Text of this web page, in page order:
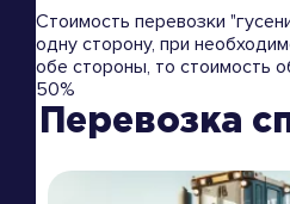
Стоимость перевозки
одну сторону, при
обе стороны, то стоимость
50%
Перевозка